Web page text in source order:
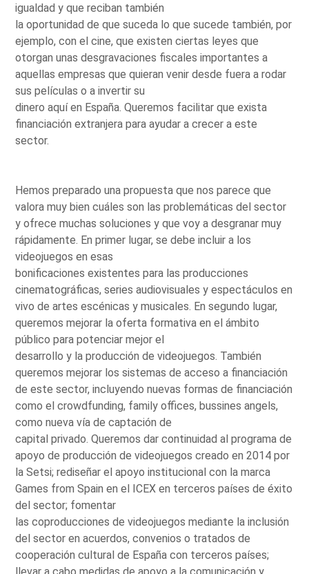
igualdad y que reciban también
la oportunidad de que suceda lo que sucede también, por
ejemplo, con el cine, que existen ciertas leyes que
otorgan unas desgravaciones fiscales importantes a
aquellas empresas que quieran venir desde fuera a rodar
sus películas o a invertir su
dinero aquí en España. Queremos facilitar que exista
financiación extranjera para ayudar a crecer a este
sector.
Hemos preparado una propuesta que nos parece que
valora muy bien cuáles son las problemáticas del sector
y ofrece muchas soluciones y que voy a desgranar muy
rápidamente. En primer lugar, se debe incluir a los
videojuegos en esas
bonificaciones existentes para las producciones
cinematográficas, series audiovisuales y espectáculos en
vivo de artes escénicas y musicales. En segundo lugar,
queremos mejorar la oferta formativa en el ámbito
público para potenciar mejor el
desarrollo y la producción de videojuegos. También
queremos mejorar los sistemas de acceso a financiación
de este sector, incluyendo nuevas formas de financiación
como el crowdfunding, family offices, bussines angels,
como nueva vía de captación de
capital privado. Queremos dar continuidad al programa de
apoyo de producción de videojuegos creado en 2014 por
la Setsi; rediseñar el apoyo institucional con la marca
Games from Spain en el ICEX en terceros países de éxito
del sector; fomentar
las coproducciones de videojuegos mediante la inclusión
del sector en acuerdos, convenios o tratados de
cooperación cultural de España con terceros países;
llevar a cabo medidas de apoyo a la comunicación y